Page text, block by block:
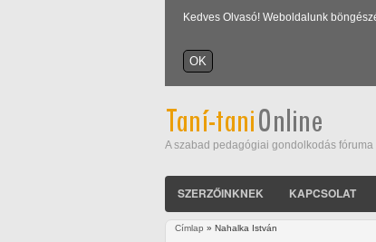
Kedves Olvasó! Weboldalunk
A szabad pedagógiai gondolkodás fóruma
SZERZŐINKNEK KAPCSOLAT
Címlap » Nahalka István